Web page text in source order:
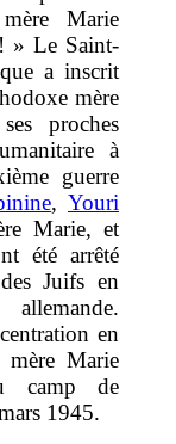
Marie
» Le Saint-
a inscrit
mère
proches
à
guerre
,Youri
Marie, et
été arrêté
Juifs en
en
Marie
camp de
1945.